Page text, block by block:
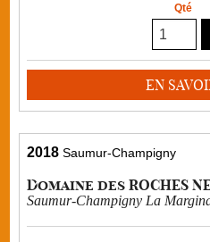
Qté
EN
2018 Saumur-Champigny
Domaine des ROCHES
Saumur-Champigny La